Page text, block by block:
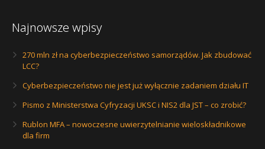
Najnowsze wpisy
270 mln zł na cyberbezpieczeństwo samorządów. Jak zbudować
LCC?
Cyberbezpieczeństwo nie jest już wyłącznie zadaniem działu IT
Pismo z Ministerstwa Cyfryzacji UKSC i NIS2 dla JST – co zrobić?
Rublon MFA – nowoczesne uwierzytelnianie wieloskładnikowe
dla firm